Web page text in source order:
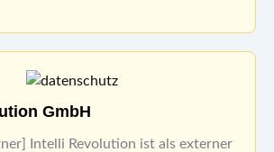
GmbH
Intelli Revolution ist als externer